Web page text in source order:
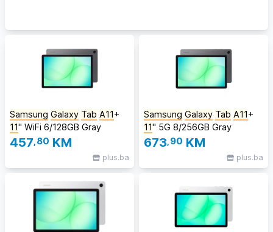
Samsung Galaxy Tab A11+
11'' WiFi 6/128GB Gray
457,80 KM
plus.ba
Samsung Galaxy Tab A11+
11'' 5G 8/256GB Gray
673,90 KM
plus.ba